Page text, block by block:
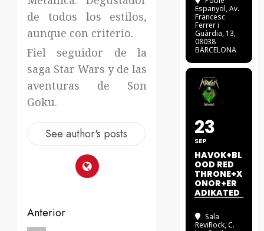
de todos los estilos,
aunque con criterio.
Fiel seguidor de la
saga Star Wars y de las
aventuras de Son
Goku.
See author's posts
Navegación
Anterior
Espanyol, Av.
Francesc
Ferrer i
Guàrdia, 13,
08038
BARCELONA
23
SEP
HAVOK+BL
OOD RED
THRONE+X
ONOR+ER
ADIKATED
Sala
ReviRock, C.